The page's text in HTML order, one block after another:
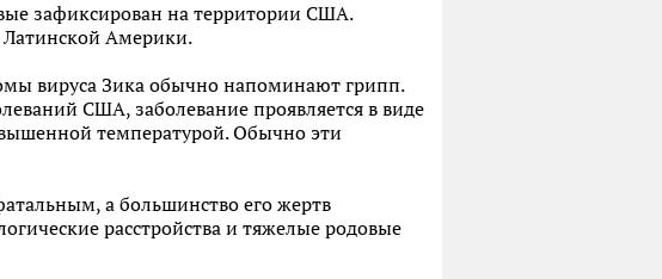
зафиксирован на территории США.
Латинской Америки.
вируса Зика обычно напоминают грипп.
США, заболевание проявляется в виде
температурой. Обычно эти
а большинство его жертв
расстройства и тяжелые родовые